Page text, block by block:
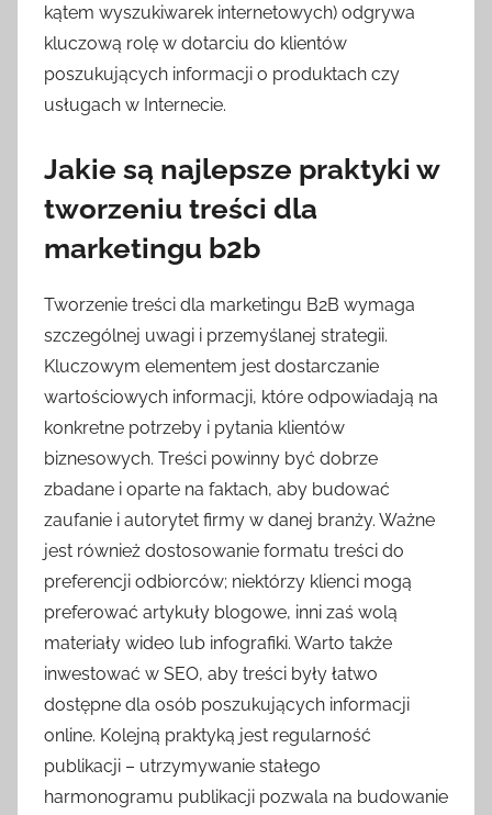
kątem wyszukiwarek internetowych) odgrywa
kluczową rolę w dotarciu do klientów
poszukujących informacji o produktach czy
usługach w Internecie.
Jakie są najlepsze praktyki w
tworzeniu treści dla
marketingu b2b
Tworzenie treści dla marketingu B2B wymaga
szczególnej uwagi i przemyślanej strategii.
Kluczowym elementem jest dostarczanie
wartościowych informacji, które odpowiadają na
konkretne potrzeby i pytania klientów
biznesowych. Treści powinny być dobrze
zbadane i oparte na faktach, aby budować
zaufanie i autorytet firmy w danej branży. Ważne
jest również dostosowanie formatu treści do
preferencji odbiorców; niektórzy klienci mogą
preferować artykuły blogowe, inni zaś wolą
materiały wideo lub infografiki. Warto także
inwestować w SEO, aby treści były łatwo
dostępne dla osób poszukujących informacji
online. Kolejną praktyką jest regularność
publikacji – utrzymywanie stałego
harmonogramu publikacji pozwala na budowanie